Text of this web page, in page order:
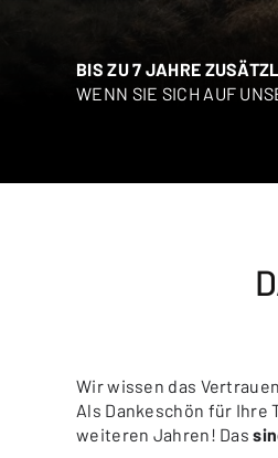
BIS ZU 7 JAHRE
WENN SIE SICH AUF
Wir wissen das
Als Dankeschön für Ihre
weiteren Jahren! Das